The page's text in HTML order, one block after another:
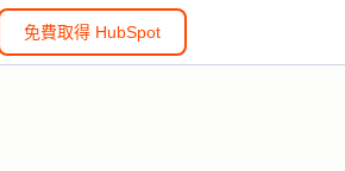
免費取得 HubSpot